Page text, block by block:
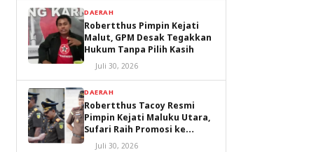
DAERAH
Robertthus Pimpin Kejati
Malut, GPM Desak Tegakkan
Hukum Tanpa Pilih Kasih
Juli 30, 2026
DAERAH
Robertthus Tacoy Resmi
Pimpin Kejati Maluku Utara,
Sufari Raih Promosi ke
Kejaksaan Agung
Juli 30, 2026